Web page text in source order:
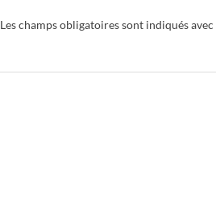
Les champs obligatoires sont indiqués avec